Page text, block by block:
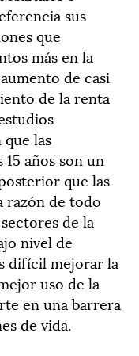
sus
que
más en la
de casi
de la renta
las
años son un
que las
razón de todo
de la
nivel de
difícil mejorar la
uso de la
en una barrera
de vida.